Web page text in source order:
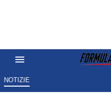
NOTIZIE